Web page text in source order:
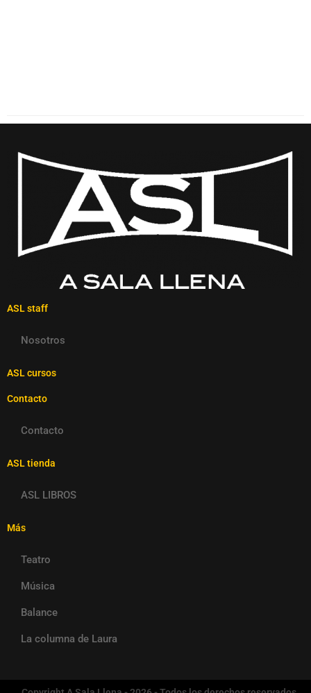
ASL staff
Nosotros
ASL cursos
Contacto
Contacto
ASL tienda
ASL LIBROS
Más
Teatro
Música
Balance
La columna de Laura